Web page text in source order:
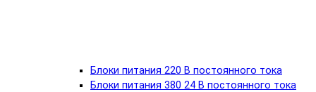
Блоки питания 220 В постоянного тока
Блоки питания 380 24 В постоянного тока